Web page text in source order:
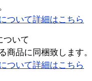
ついて詳細はこちら
ついて
商品に同梱致します。
ついて詳細はこちら